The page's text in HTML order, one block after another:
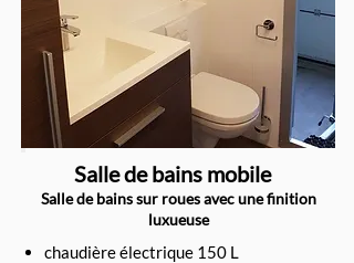
Salle de bains mobile
Salle de bains sur roues avec une finition
luxueuse
chaudière électrique 150 L